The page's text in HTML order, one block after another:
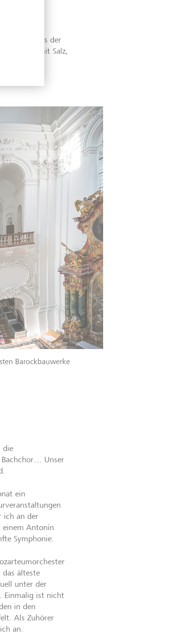
ist eine
Wie es der
Handel mit Salz,
Barockbauwerke
die
Bachchor… Unser
ein
ich an der
einem Antonín
Symphonie.
älteste
unter der
Einmalig ist nicht
in den
Als Zuhörer
an.